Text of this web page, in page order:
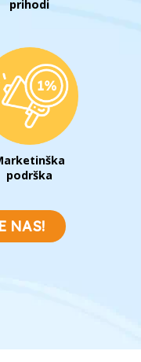
prihodi
podrška
NAS!